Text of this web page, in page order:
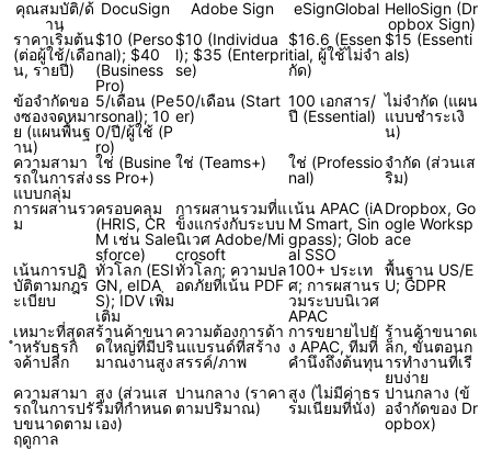
คุณสมบัติ/ด้
าน
DocuSign Adobe Sign eSignGlobal HelloSign (Dr
opbox Sign)
ราคาเริ่มต้น
(ต่อผู้ใช้/เดือ
น, รายปี)
$10 (Perso
nal); $40
(Business
Pro)
$10 (Individua
l); $35 (Enterpri
se)
$16.6 (Essen
tial, ผู้ใช้ไม่จำ
กัด)
$15 (Essenti
als)
ข้อจำกัดขอ
งซองจดหมา
ย (แผนพื้นฐ
าน)
5/เดือน (Pe
rsonal); 10
0/ปี/ผู้ใช้ (P
ro)
50/เดือน (Start
er)
100 เอกสาร/
ปี (Essential)
ไม่จำกัด (แผน
แบบชำระเงิ
น)
ความสามา
รถในการส่ง
แบบกลุ่ม
ใช่ (Busine
ss Pro+)
ใช่ (Teams+)
ใช่ (Professio
nal)
จำกัด (ส่วนเส
ริม)
การผสานรว
ม
ครอบคลุม
(HRIS, CR
M เช่น Sale
sforce)
การผสานรวมที่แ
ข็งแกร่งกับระบบ
นิเวศ Adobe/Mi
crosoft
เน้น APAC (iA
M Smart, Sin
gpass); Glob
al SSO
Dropbox, Go
ogle Worksp
ace
เน้นการปฏิ
บัติตามกฎร
ะเบียบ
ทั่วโลก (ESI
GN, eIDA
S); IDV เพิ่ม
เติม
ทั่วโลก; ความปล
อดภัยที่เน้น PDF
100+ ประเท
ศ; การผสานร
วมระบบนิเวศ
APAC
พื้นฐาน US/E
U; GDPR
เหมาะที่สุดส
ำหรับธุรกิ
จค้าปลีก
ร้านค้าขนา
ดใหญ่ที่มีปริ
มาณงานสูง
ความต้องการด้า
นแบรนด์ที่สร้าง
สรรค์/ภาพ
การขยายไปยั
ง APAC, ทีมที่
คำนึงถึงต้นทุน
ร้านค้าขนาดเ
ล็ก, ขั้นตอนก
ารทำงานที่เรี
ยบง่าย
ความสามา
รถในการปรั
บขนาดตาม
ฤดูกาล
สูง (ส่วนเส
ริมที่กำหนด
เอง)
ปานกลาง (ราคา
ตามปริมาณ)
สูง (ไม่มีค่าธร
รมเนียมที่นั่ง)
ปานกลาง (ข้
อจำกัดของ Dr
opbox)